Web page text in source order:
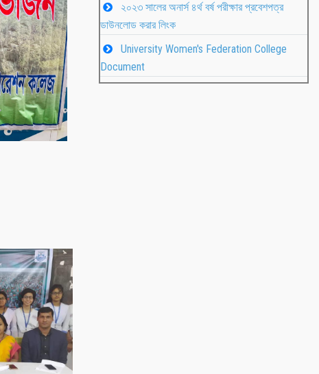
উদযাপন
২০২৩ সালের অনার্স ৪র্থ বর্ষ পরীক্ষার প্রবেশপত্র
ডাউনলোড করার লিংক
University Women's Federation College
Document